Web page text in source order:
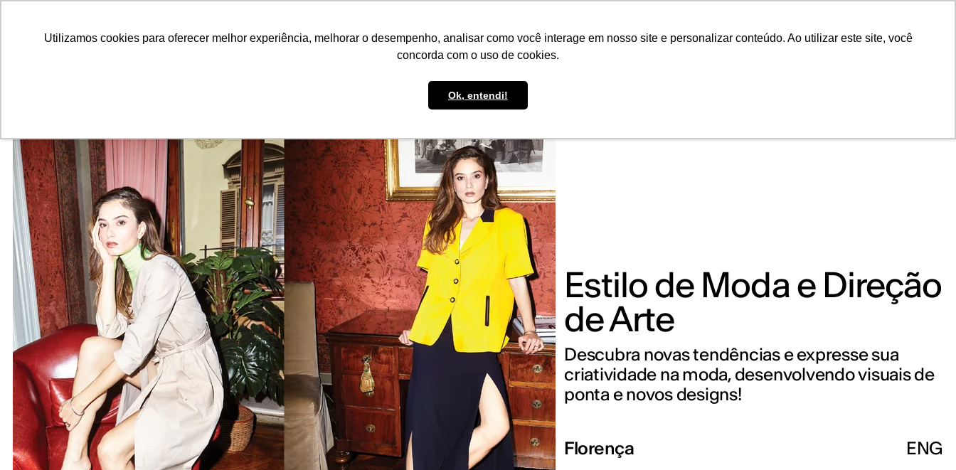
Utilizamos cookies para oferecer melhor experiência, melhorar o desempenho, analisar como você interage em nosso site e personalizar conteúdo. Ao utilizar este site, você
concorda com o uso de cookies.
Ok, entendi!
Estilo de Moda e Direção
de Arte
Descubra novas tendências e expresse sua
criatividade na moda, desenvolvendo visuais de
ponta e novos designs!
Florença ENG